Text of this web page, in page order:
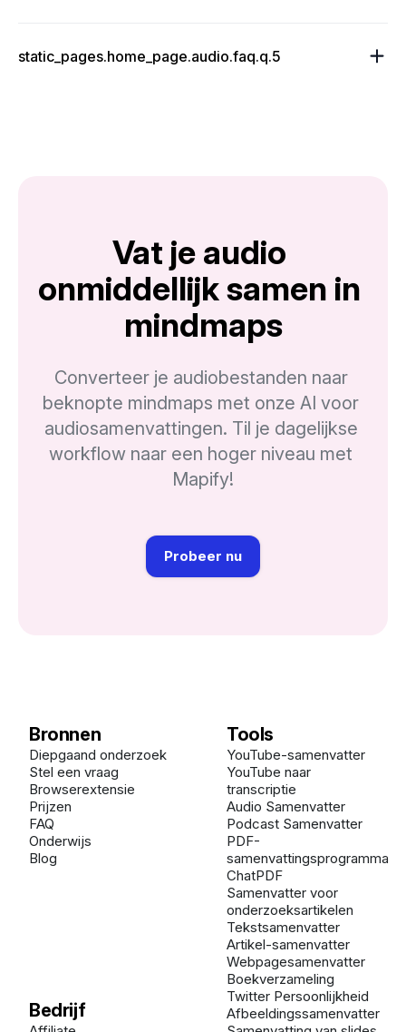
static_pages.home_page.audio.faq.q.5
Vat je audio
onmiddellijk samen in
mindmaps
Converteer je audiobestanden naar
beknopte mindmaps met onze AI voor
audiosamenvattingen. Til je dagelijkse
workflow naar een hoger niveau met
Mapify!
Probeer nu
Bronnen
Diepgaand onderzoek
Stel een vraag
Browserextensie
Prijzen
FAQ
Onderwijs
Blog
Bedrijf
Tools
YouTube-samenvatter
YouTube naar
transcriptie
Audio Samenvatter
Podcast Samenvatter
PDF-
samenvattingsprogramma
ChatPDF
Samenvatter voor
onderzoeksartikelen
Tekstsamenvatter
Artikel-samenvatter
Webpagesamenvatter
Boekverzameling
Twitter Persoonlijkheid
Afbeeldingssamenvatter